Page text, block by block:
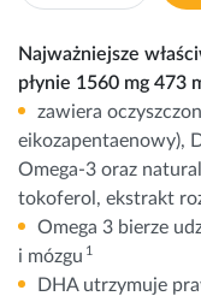
Najważniejsze
płynie 1560 mg 473
zawiera
eikozapentaenowy),
Omega-3 oraz
tokoferol, ekstrakt
Omega 3 bierze
i mózgu 1
DHA utrzymuje